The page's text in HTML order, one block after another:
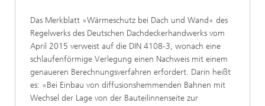
Das Merkblatt »Wärmeschutz bei Dach und Wand« des
Regelwerks des Deutschen Dachdeckerhandwerks vom
April 2015 verweist auf die DIN 4108-3, wonach eine
schlaufenförmige Verlegung einen Nachweis mit einem
genaueren Berechnungsverfahren erfordert. Darin heißt
es: »Bei Einbau von diffusionshemmenden Bahnen mit
Wechsel der Lage von der Bauteilinnenseite zur